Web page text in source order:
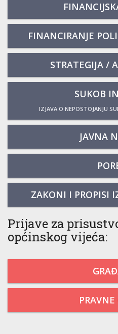
FINANCIRANJE
STRATEGIJA /
SUKOB
IZJAVA O NEPOSTOJANJU
JAVNA
ZAKONI I PROPISI
Prijave za
općinskog vijeća:
PRAVNE